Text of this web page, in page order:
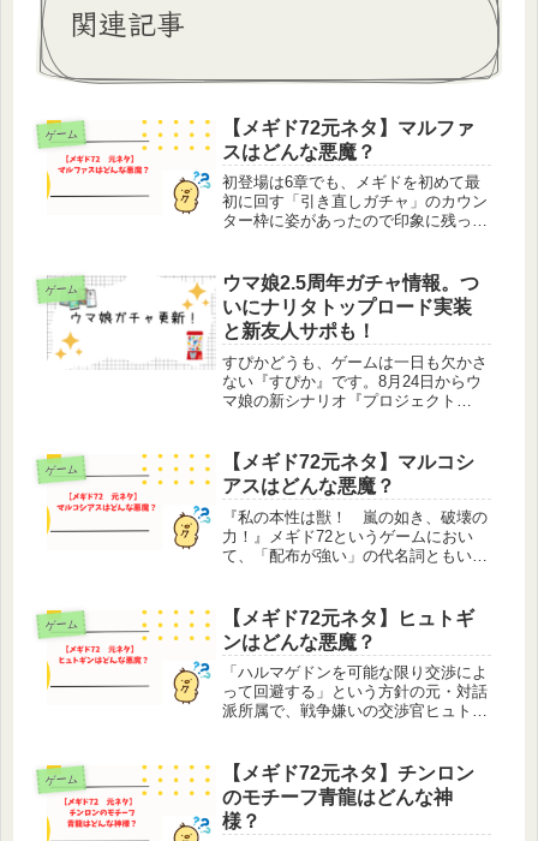
関連記事
ゲーム
【メギド72元ネタ】マルファ
スはどんな悪魔？
初登場は6章でも、メギドを初めて最
初に回す「引き直しガチャ」のカウン
ター枠に姿があったので印象に残って
ブルメーカーのシャックスとは同じ学
校に通う学生であり、何かと尻拭いを
し...
ゲーム
ウマ娘2.5周年ガチャ情報。つ
いにナリタトップロード実装
と新友人サポも！
すぴかどうも、ゲームは一日も欠かさ
ない『すぴか』です。8月24日からウ
マ娘の新シナリオ『プロジェクト
表されました。舞台が凱旋門賞となる
新たなシナリオで最初で登場する新ウ
マ...
ゲーム
【メギド72元ネタ】マルコシ
アスはどんな悪魔？
『私の本性は獣！ 嵐の如き、破壊の
力！』メギド72というゲームにおい
て、「配布が強い」の代名詞ともいえ
もお世話になりました、ありがとう。
見た目はシスターなのに魔物ハンター
を...
ゲーム
【メギド72元ネタ】ヒュトギ
ンはどんな悪魔？
「ハルマゲドンを可能な限り交渉によ
って回避する」という方針の元・対話
派所属で、戦争嫌いの交渉官ヒュトギ
はないでしょうか、あれは喜・怒・
哀・楽を全力で表現し、「自分の感情
すら...
ゲーム
【メギド72元ネタ】チンロン
のモチーフ青龍はどんな神
様？